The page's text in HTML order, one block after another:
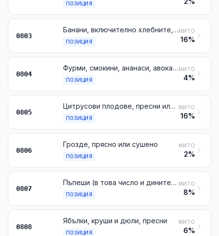
ПОЗИЦИЯ
0803
Банани, включително хлебните, пресни или сушени
ПОЗИЦИЯ
МИТО
16%
0804
Фурми, смокини, ананаси, авокадо, гуаяви, манго и мангустани, пресни или сушени
ПОЗИЦИЯ
МИТО
4%
0805
Цитрусови плодове, пресни или сушени
ПОЗИЦИЯ
МИТО
16%
0806
Грозде, прясно или сушено
ПОЗИЦИЯ
МИТО
2%
0807
Пъпеши (в това число и дините) и папаи, пресни
ПОЗИЦИЯ
МИТО
8%
0808
Ябълки, круши и дюли, пресни
ПОЗИЦИЯ
МИТО
6%